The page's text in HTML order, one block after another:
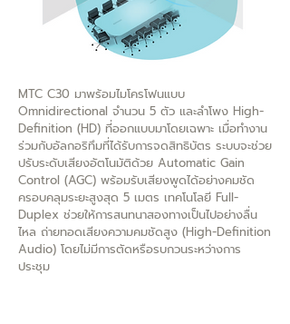
MTC C30 มาพร้อมไมโครโฟนแบบ
Omnidirectional จำนวน 5 ตัว และลำโพง High-
Definition (HD) ที่ออกแบบมาโดยเฉพาะ เมื่อทำงาน
ร่วมกับอัลกอริทึมที่ได้รับการจดสิทธิบัตร ระบบจะช่วย
ปรับระดับเสียงอัตโนมัติด้วย Automatic Gain
Control (AGC) พร้อมรับเสียงพูดได้อย่างคมชัด
ครอบคลุมระยะสูงสุด 5 เมตร เทคโนโลยี Full-
Duplex ช่วยให้การสนทนาสองทางเป็นไปอย่างลื่น
ไหล ถ่ายทอดเสียงความคมชัดสูง (High-Definition
Audio) โดยไม่มีการตัดหรือรบกวนระหว่างการ
ประชุม